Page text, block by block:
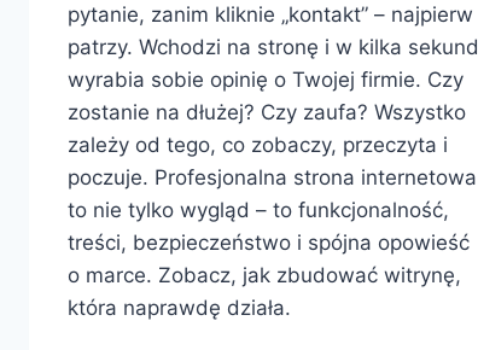
pytanie, zanim kliknie „kontakt” – najpierw
patrzy. Wchodzi na stronę i w kilka sekund
wyrabia sobie opinię o Twojej firmie. Czy
zostanie na dłużej? Czy zaufa? Wszystko
zależy od tego, co zobaczy, przeczyta i
poczuje. Profesjonalna strona internetowa
to nie tylko wygląd – to funkcjonalność,
treści, bezpieczeństwo i spójna opowieść
o marce. Zobacz, jak zbudować witrynę,
która naprawdę działa.